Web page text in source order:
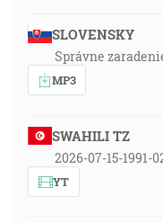
SLOVENSKY
Správne
MP3
SWAHILI TZ
2026-07-15-1991-
YT